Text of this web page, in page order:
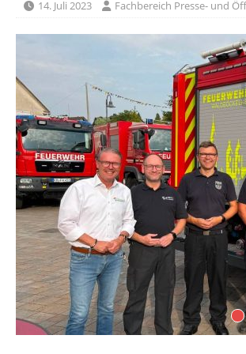
14. Juli 2023 Fachbereich Presse- und